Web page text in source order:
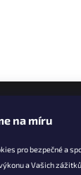
na míru
pro bezpečné a
a Vašich